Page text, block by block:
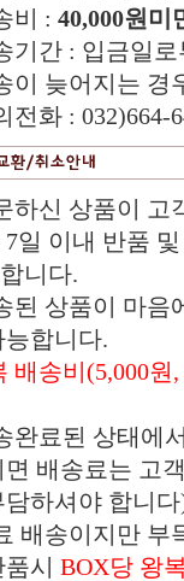
비 : 40,000원미
기간 : 입금일
이 늦어지는 경
전화 : 032)664-
하신 상품이 고
7일 이내 반품
니다.
된 상품이 마음
능합니다.
배송비(5,000원
완료된 상태에
면 배송료는 고
담하셔야 합니
배송이지만 부
시 BOX당 왕